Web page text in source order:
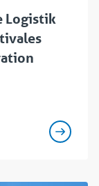
Logistik